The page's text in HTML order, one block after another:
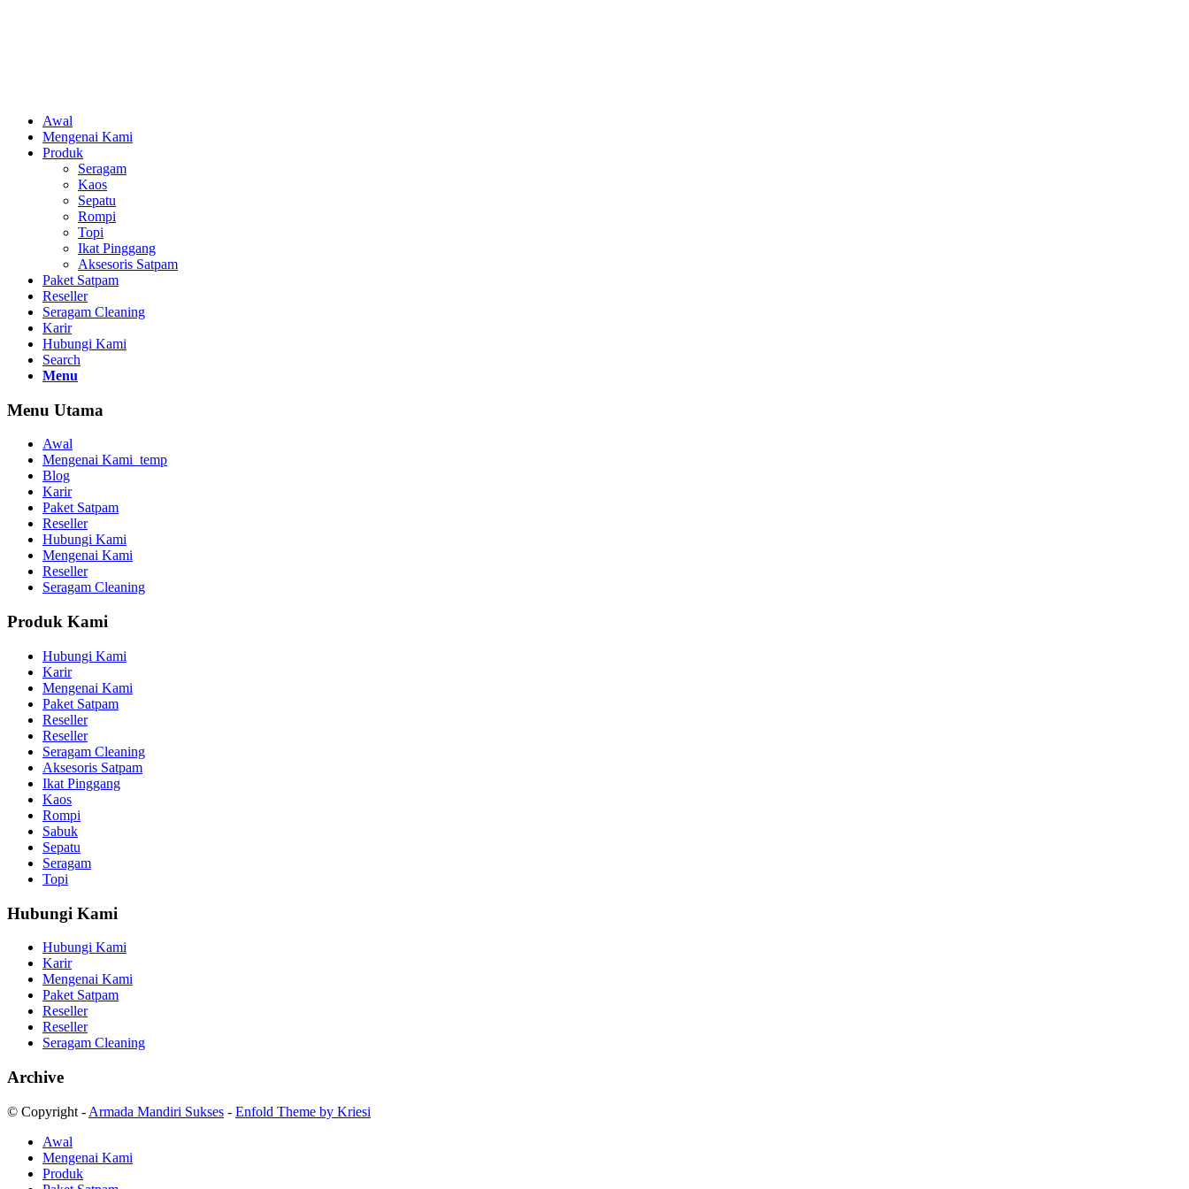
Awal
Mengenai Kami
Produk
Seragam
Kaos
Sepatu
Rompi
Topi
Ikat Pinggang
Aksesoris Satpam
Paket Satpam
Reseller
Seragam Cleaning
Karir
Hubungi Kami
Search
Menu
Menu Utama
Awal
Mengenai Kami_temp
Blog
Karir
Paket Satpam
Reseller
Hubungi Kami
Mengenai Kami
Reseller
Seragam Cleaning
Produk Kami
Hubungi Kami
Karir
Mengenai Kami
Paket Satpam
Reseller
Reseller
Seragam Cleaning
Aksesoris Satpam
Ikat Pinggang
Kaos
Rompi
Sabuk
Sepatu
Seragam
Topi
Hubungi Kami
Hubungi Kami
Karir
Mengenai Kami
Paket Satpam
Reseller
Reseller
Seragam Cleaning
Archive
© Copyright - Armada Mandiri Sukses - Enfold Theme by Kriesi
Awal
Mengenai Kami
Produk